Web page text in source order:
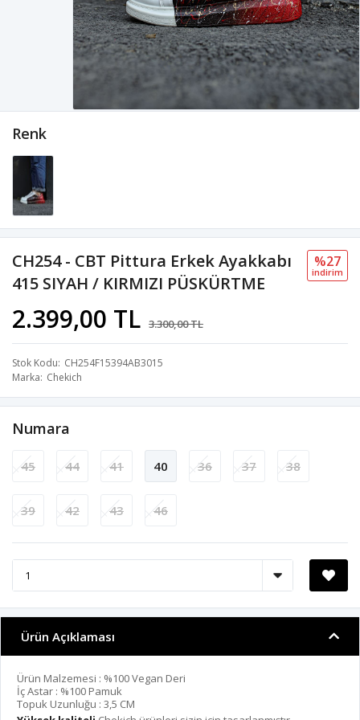
CH254 - CBT Pittura Erkek Ayakkabı
415 SIYAH / KIRMIZI PÜSKÜRTME
2.399,00 TL 3.300,00 TL
%27
i̇ndi̇ri̇m
Stok Kodu CH254F15394AB3015
Marka Chekich
Renk
Numara
45 44 41 40 36 37 38
39 42 43 46
Ürün Açıklaması
Ürün Malzemesi : %100 Vegan Deri
İç Astar : %100 Pamuk
Topuk Uzunluğu : 3,5 CM